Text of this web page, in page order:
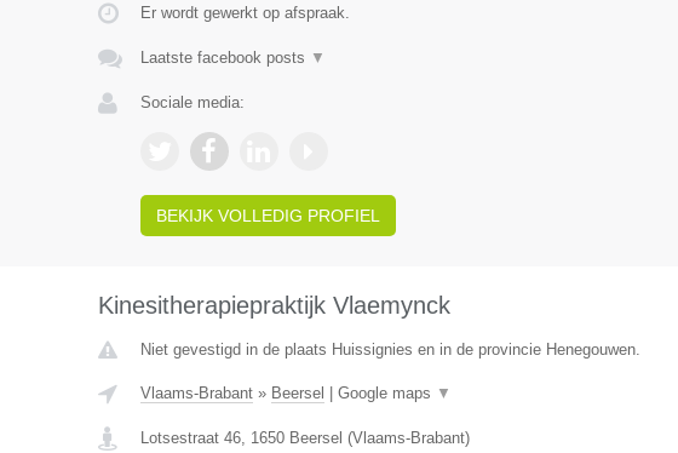
Er wordt gewerkt op afspraak.
Laatste facebook posts ▼
Sociale media:
BEKIJK VOLLEDIG PROFIEL
Kinesitherapiepraktijk Vlaemynck
Niet gevestigd in de plaats Huissignies en in de provincie Henegouwen.
Vlaams-Brabant» Beersel Google maps ▼
Lotsestraat 46, 1650 Beersel (Vlaams-Brabant)